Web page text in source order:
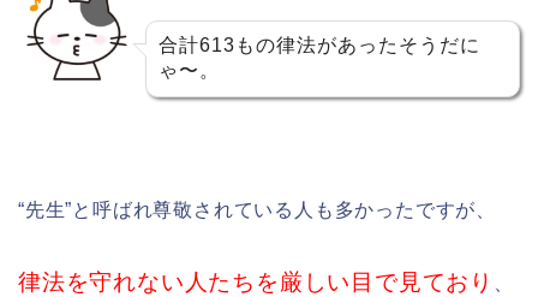
合計613もの律法があったそうだに
ゃ〜。
“先生”と呼ばれ尊敬されている人も多かったですが、
律法を守れない人たちを厳しい目で見ており